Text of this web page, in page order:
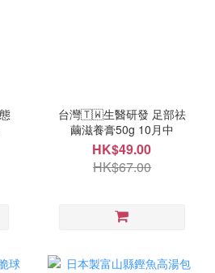
台灣🇹🇼生醫研發 足部祛
繭滋養膏50g 10月中
HK$49.00
HK$67.00